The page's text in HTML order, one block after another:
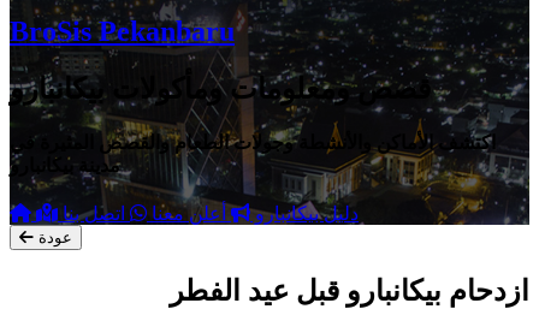
BroSis Pekanbaru
قصص ومعلومات ومأكولات بيكانبارو
اكتشف الأماكن والأنشطة وجولات الطعام والقصص المثيرة في
مدينة بيكانبارو
دليل بيكانبارو أعلن معنا اتصل بنا
عودة
ازدحام بيكانبارو قبل عيد الفطر